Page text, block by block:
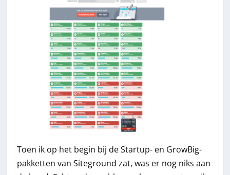
Toen ik op het begin bij de Startup- en GrowBig-
pakketten van Siteground zat, was er nog niks aan